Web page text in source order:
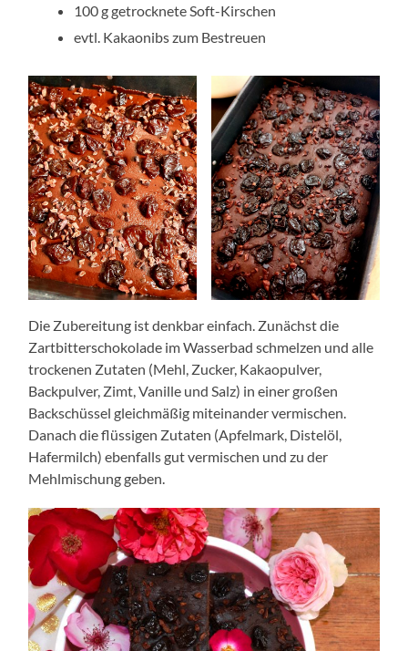
100 g getrocknete Soft-Kirschen
evtl. Kakaonibs zum Bestreuen
Die Zubereitung ist denkbar einfach. Zunächst die
Zartbitterschokolade im Wasserbad schmelzen und alle
trockenen Zutaten (Mehl, Zucker, Kakaopulver,
Backpulver, Zimt, Vanille und Salz) in einer großen
Backschüssel gleichmäßig miteinander vermischen.
Danach die flüssigen Zutaten (Apfelmark, Distelöl,
Hafermilch) ebenfalls gut vermischen und zu der
Mehlmischung geben.